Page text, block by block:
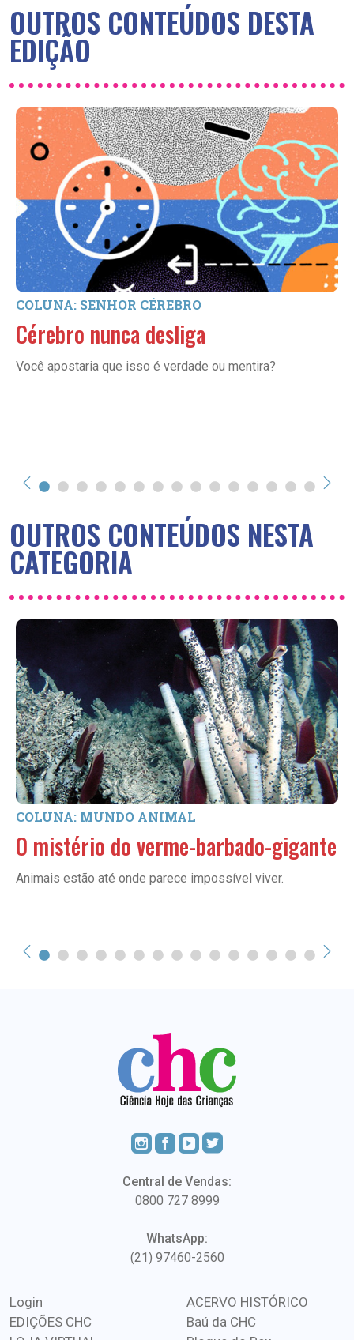
OUTROS CONTEÚDOS DESTA
EDIÇÃO
COLUNA: SENHOR CÉREBRO
Cérebro nunca desliga
Você apostaria que isso é verdade ou mentira?
OUTROS CONTEÚDOS NESTA
CATEGORIA
COLUNA: MUNDO ANIMAL
O mistério do verme-barbado-gigante
Animais estão até onde parece impossível viver.
Central de Vendas:
0800 727 8999
WhatsApp:
(21) 97460-2560
Login
EDIÇÕES CHC
ACERVO HISTÓRICO
Baú da CHC